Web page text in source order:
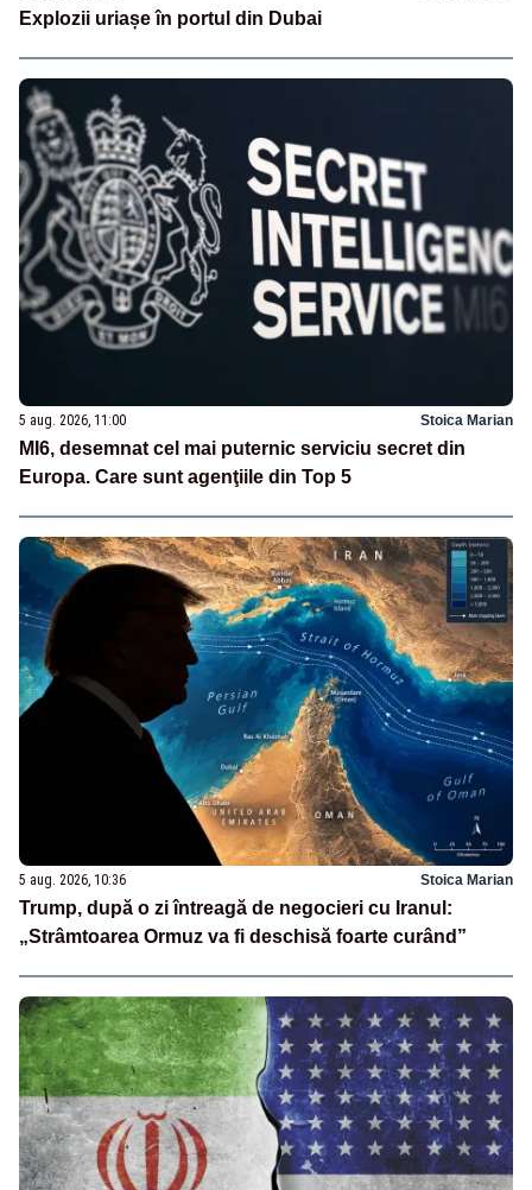
Explozii uriașe în portul din Dubai
5 aug. 2026, 11:00 Stoica Marian
MI6, desemnat cel mai puternic serviciu secret din
Europa. Care sunt agenţiile din Top 5
5 aug. 2026, 10:36 Stoica Marian
Trump, după o zi întreagă de negocieri cu Iranul:
„Strâmtoarea Ormuz va fi deschisă foarte curând”